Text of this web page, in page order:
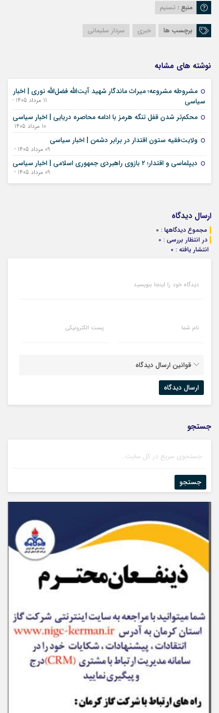
منبع : تسنیم
برچسب ها خبری سردار سلیمانی
نوشته های مشابه
مشروطه مشروعه؛ میراث ماندگار شهید آیت‌الله فضل‌الله نوری | اخبار
سیاسی
11 مرداد 1405 - 02 اوت 2026
محکم‌تر شدن قفل تنگه هرمز با ادامه محاصره دریایی | اخبار سیاسی
10 مرداد 1405 - 01 اوت 2026
ولایت‌فقیه ستون اقتدار در برابر دشمن | اخبار سیاسی
09 مرداد 1405 - 31 ژوئیه 2026
دیپلماسی و اقتدار؛ ۲ بازوی راهبردی جمهوری اسلامی | اخبار سیاسی
09 مرداد 1405 - 31 ژوئیه 2026
ارسال دیدگاه
مجموع دیدگاهها : 0
در انتظار بررسی : 0
انتشار یافته : 0
دیدگاه خود را اینجا بنویسید
نام شما پست الکترونیکی
قوانین ارسال دیدگاه
جستجو
جستجو